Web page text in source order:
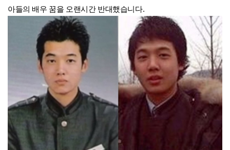
아들의 배우 꿈을 오랜시간 반대했습니다.